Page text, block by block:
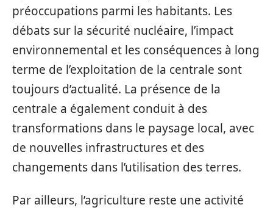
préoccupations parmi les habitants. Les
débats sur la sécurité nucléaire, l’impact
environnemental et les conséquences à long
terme de l’exploitation de la centrale sont
toujours d’actualité. La présence de la
centrale a également conduit à des
transformations dans le paysage local, avec
de nouvelles infrastructures et des
changements dans l’utilisation des terres.
Par ailleurs, l’agriculture reste une activité